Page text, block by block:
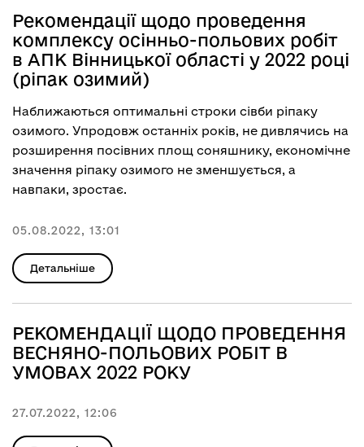
Рекомендації щодо проведення
комплексу осінньо-польових робіт
в АПК Вінницької області у 2022 році
(ріпак озимий)
Наближаються оптимальні строки сівби ріпаку
озимого. Упродовж останніх років, не дивлячись на
розширення посівних площ соняшнику, економічне
значення ріпаку озимого не зменшується, а
навпаки, зростає.
05.08.2022, 13:01
Детальніше
РЕКОМЕНДАЦІЇ ЩОДО ПРОВЕДЕННЯ
ВЕСНЯНО-ПОЛЬОВИХ РОБІТ В
УМОВАХ 2022 РОКУ
27.07.2022, 12:06